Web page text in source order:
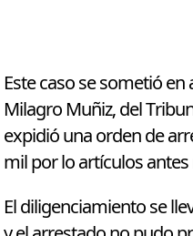
Este caso se sometió en
Milagro Muñiz, del
expidió una orden de
mil por lo artículos
El diligenciamiento se